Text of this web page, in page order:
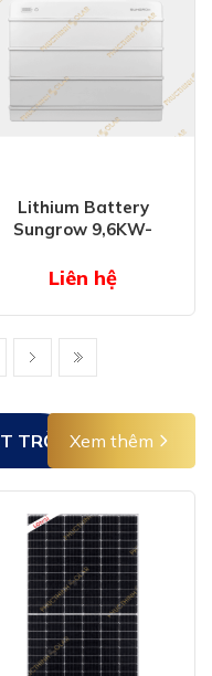
Lithium Battery
Sungrow 9,6KW-
Liên hệ
TRỜI Xem thêm